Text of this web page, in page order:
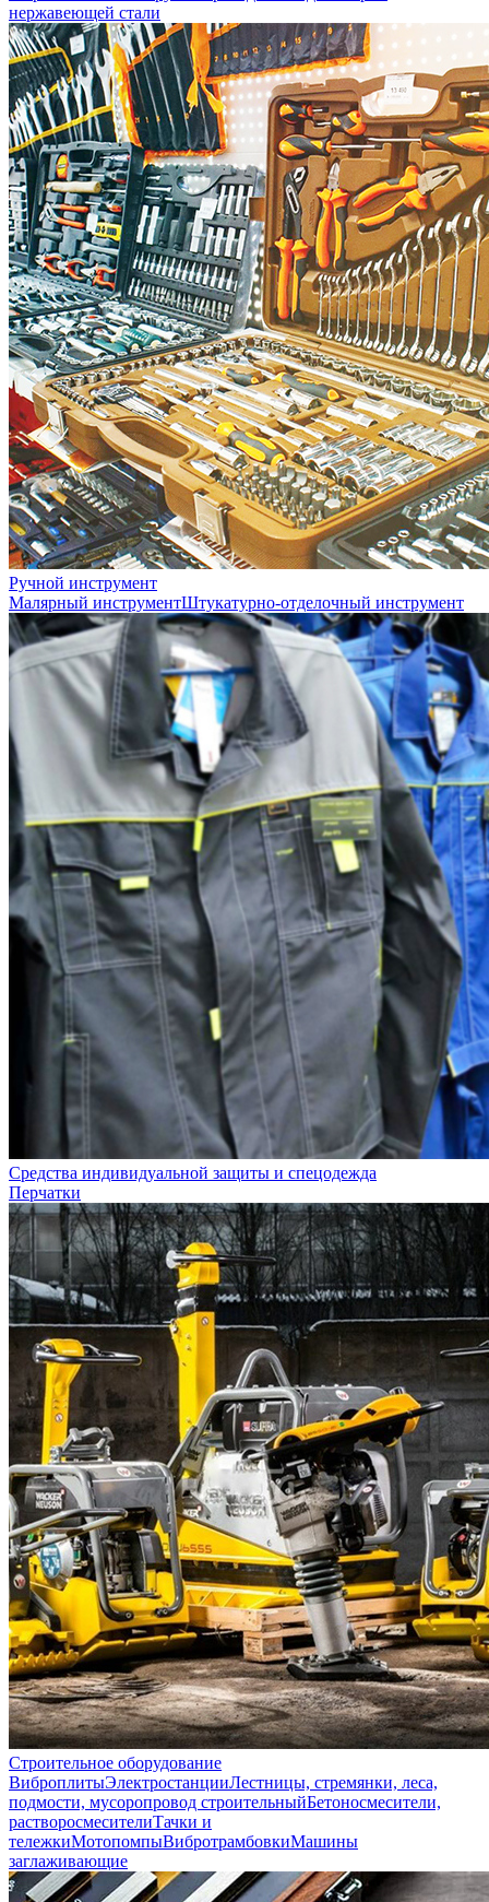
нержавеющей стали
Ручной инструмент
Малярный инструментШтукатурно-отделочный инструмент
Средства индивидуальной защиты и спецодежда
Перчатки
Строительное оборудование
ВиброплитыЭлектростанцииЛестницы, стремянки, леса,
подмости, мусоропровод строительныйБетоносмесители,
растворосмесителиТачки и
тележкиМотопомпыВибротрамбовкиМашины
заглаживающие